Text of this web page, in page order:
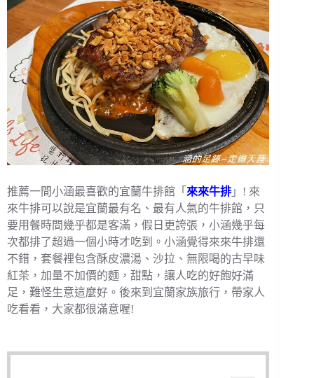
推薦一間小涵最喜歡的宜蘭牛排館「 來來牛排 」! 來
來牛排可以說是宜蘭最有名、最有人氣的牛排館，只
要用餐時間幾乎都是客滿，假日更誇張，小涵幾乎每
次都排了超過一個小時才吃到。小涵覺得來來牛排還
不錯，套餐裡包含酥皮濃湯、沙拉、無限喝的古早味
紅茶，加量不加價的麵，甜點，讓人吃的好飽好滿
足，難怪生意這麼好。後來到宜蘭家族旅行，帶家人
吃看看，大家都很滿意喔!